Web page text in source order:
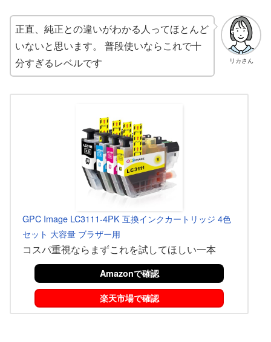
リカさん
正直、純正との違いがわかる人ってほとんど
いないと思います。 普段使いならこれで十
分すぎるレベルです
GPC Image LC3111-4PK 互換インクカートリッジ 4色
セット 大容量 ブラザー用
コスパ重視ならまずこれを試してほしい一本
Amazonで確認
楽天市場で確認